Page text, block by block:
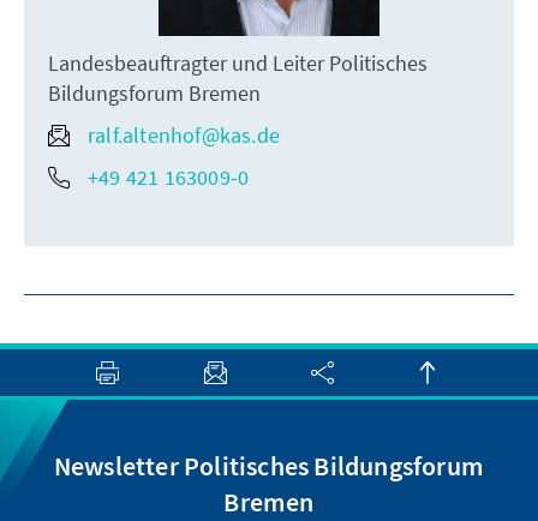
Landesbeauftragter und Leiter Politisches
Bildungsforum Bremen
ralf.altenhof@kas.de
+49 421 163009-0
Newsletter Politisches Bildungsforum
Bremen